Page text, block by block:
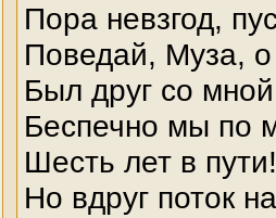
Пора невзгод,
Поведай, Муза, о
Был друг со
Беспечно мы по
Шесть лет в
Но вдруг поток